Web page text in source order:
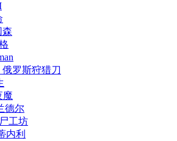
俄罗斯狩猎刀
魔
德尔
工坊
内利